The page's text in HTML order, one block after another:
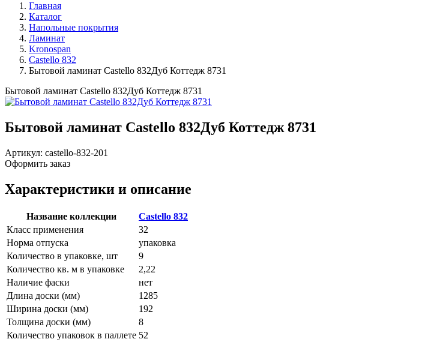
Главная
Каталог
Напольные покрытия
Ламинат
Kronospan
Castello 832
Бытовой ламинат Castello 832Дуб Коттедж 8731
Бытовой ламинат Castello 832Дуб Коттедж 8731
Бытовой ламинат Castello 832Дуб Коттедж 8731
Артикул: castello-832-201
Оформить заказ
Характеристики и описание
Название коллекции
Castello 832
Класс применения
32
Норма отпуска
упаковка
Количество в упаковке, шт
9
Количество кв. м в упаковке
2,22
Наличие фаски
нет
Длина доски (мм)
1285
Ширина доски (мм)
192
Толщина доски (мм)
8
Количество упаковок в паллете 52